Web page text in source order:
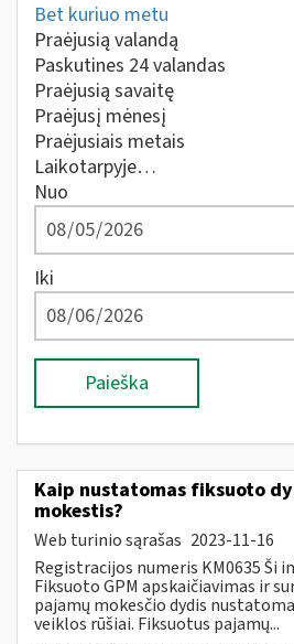
Bet kuriuo metu
Praėjusią valandą
Paskutines 24 valandas
Praėjusią savaitę
Praėjusį mėnesį
Praėjusiais metais
Laikotarpyje…
Nuo
Iki
Paieška
Kaip nustatomas fiksuoto
mokestis?
Web turinio sąrašas 2023-11-16
Registracijos numeris KM0635 Ši
Fiksuoto GPM apskaičiavimas ir
pajamų mokesčio dydis
veiklos rūšiai. Fiksuotus pajamų...